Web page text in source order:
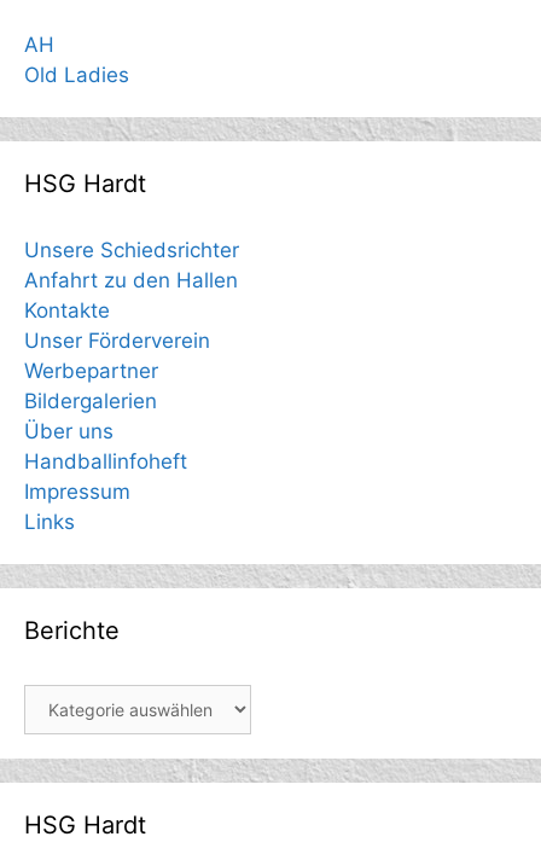
AH
Old Ladies
HSG Hardt
Unsere Schiedsrichter
Anfahrt zu den Hallen
Kontakte
Unser Förderverein
Werbepartner
Bildergalerien
Über uns
Handballinfoheft
Impressum
Links
Berichte
HSG Hardt